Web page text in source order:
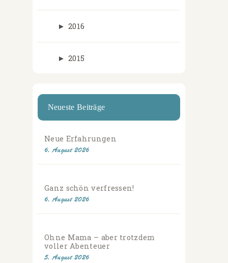
► 2016
► 2015
Neueste Beiträge
Neue Erfahrungen
6. August 2026
Ganz schön verfressen!
6. August 2026
Ohne Mama – aber trotzdem
voller Abenteuer
5. August 2026